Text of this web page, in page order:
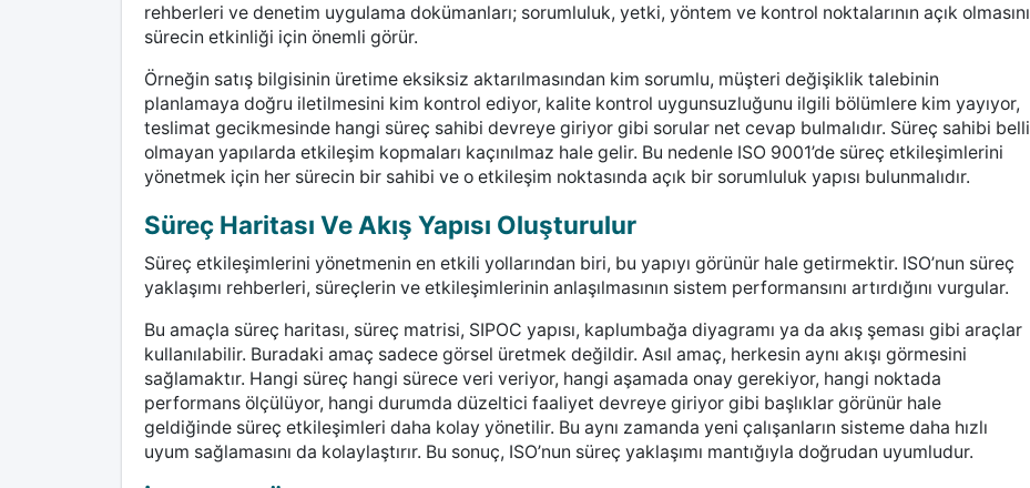
rehberleri ve denetim uygulama dokümanları; sorumluluk, yetki, yöntem ve kontrol noktalarının açık olmasını
sürecin etkinliği için önemli görür.
Örneğin satış bilgisinin üretime eksiksiz aktarılmasından kim sorumlu, müşteri değişiklik talebinin
planlamaya doğru iletilmesini kim kontrol ediyor, kalite kontrol uygunsuzluğunu ilgili bölümlere kim yayıyor,
teslimat gecikmesinde hangi süreç sahibi devreye giriyor gibi sorular net cevap bulmalıdır. Süreç sahibi belli
olmayan yapılarda etkileşim kopmaları kaçınılmaz hale gelir. Bu nedenle ISO 9001’de süreç etkileşimlerini
yönetmek için her sürecin bir sahibi ve o etkileşim noktasında açık bir sorumluluk yapısı bulunmalıdır.
Süreç Haritası Ve Akış Yapısı Oluşturulur
Süreç etkileşimlerini yönetmenin en etkili yollarından biri, bu yapıyı görünür hale getirmektir. ISO’nun süreç
yaklaşımı rehberleri, süreçlerin ve etkileşimlerinin anlaşılmasının sistem performansını artırdığını vurgular.
Bu amaçla süreç haritası, süreç matrisi, SIPOC yapısı, kaplumbağa diyagramı ya da akış şeması gibi araçlar
kullanılabilir. Buradaki amaç sadece görsel üretmek değildir. Asıl amaç, herkesin aynı akışı görmesini
sağlamaktır. Hangi süreç hangi sürece veri veriyor, hangi aşamada onay gerekiyor, hangi noktada
performans ölçülüyor, hangi durumda düzeltici faaliyet devreye giriyor gibi başlıklar görünür hale
geldiğinde süreç etkileşimleri daha kolay yönetilir. Bu aynı zamanda yeni çalışanların sisteme daha hızlı
uyum sağlamasını da kolaylaştırır. Bu sonuç, ISO’nun süreç yaklaşımı mantığıyla doğrudan uyumludur.